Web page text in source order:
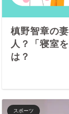
槙野智章の
人？「寝室
は？
スポーツ